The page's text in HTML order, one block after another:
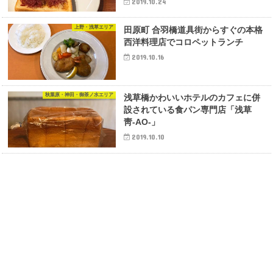
上野・浅草エリア
田原町 合羽橋道具街からすぐの本格
西洋料理店でコロペットランチ
2019.10.16
秋葉原・神田・御茶ノ水エリア
浅草橋かわいいホテルのカフェに併
設されている食パン専門店「浅草
靑-AO-」
2019.10.10